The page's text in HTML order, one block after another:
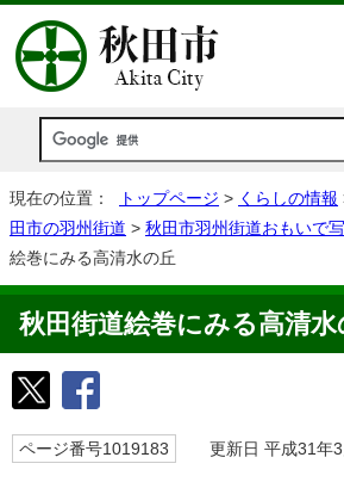
現在の位置： トップページ > くらしの情報
田市の羽州街道 > 秋田市羽州街道おもいで
絵巻にみる高清水の丘
秋田街道絵巻にみる高清水
ページ番号1019183 更新日 平成31年3